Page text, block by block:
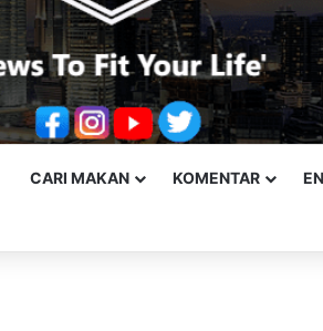
CARI MAKAN KOMENTAR